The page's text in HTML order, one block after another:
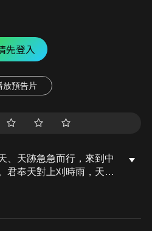
先登入
放預告片
、天跡急急而行，來到中
君奉天對上刈時雨，天跡
功。時間分秒必爭，兩人